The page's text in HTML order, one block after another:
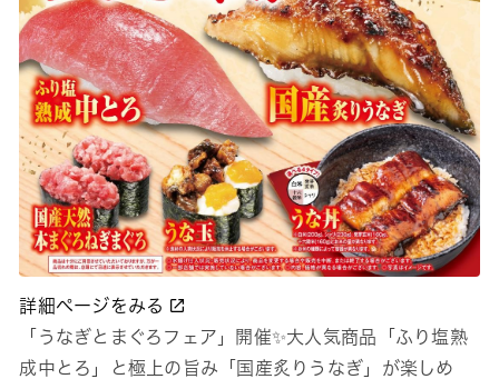
詳細ページをみる
「うなぎとまぐろフェア」開催✨大人気商品「ふり塩熟
成中とろ」と極上の旨み「国産炙りうなぎ」が楽しめ